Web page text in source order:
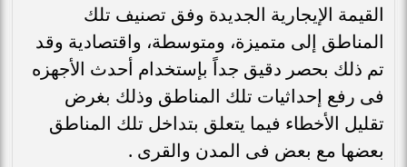
القيمة الإيجارية الجديدة وفق تصنيف تلك
المناطق إلى متميزة، ومتوسطة، واقتصادية وقد
تم ذلك بحصر دقيق جداً بإستخدام أحدث الأجهزه
فى رفع إحداثيات تلك المناطق وذلك بغرض
تقليل الأخطاء فيما يتعلق بتداخل تلك المناطق
بعضها مع بعض فى المدن والقرى .